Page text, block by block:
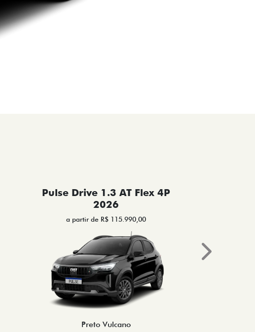
Pulse Drive 1.3 AT Flex 4P
2026
a partir de R$ 115.990,00
Preto Vulcano
Next